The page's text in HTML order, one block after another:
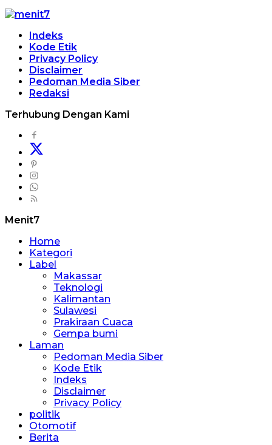
Indeks
Kode Etik
Privacy Policy
Disclaimer
Pedoman Media Siber
Redaksi
Terhubung Dengan Kami
Menit7
Home
Kategori
Label
Makassar
Teknologi
Kalimantan
Sulawesi
Prakiraan Cuaca
Gempa bumi
Laman
Pedoman Media Siber
Kode Etik
Indeks
Disclaimer
Privacy Policy
politik
Otomotif
Berita